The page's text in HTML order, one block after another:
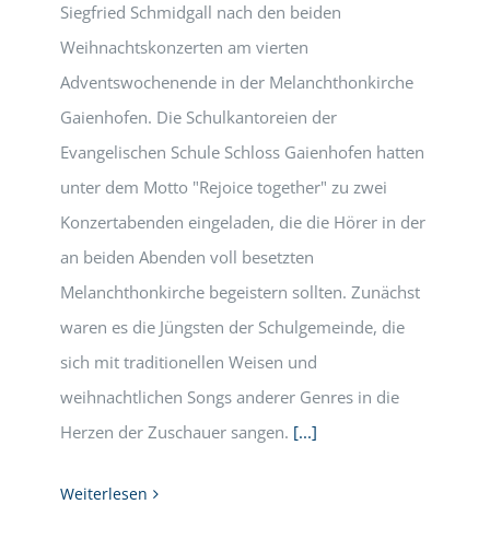
Siegfried Schmidgall nach den beiden
Weihnachtskonzerten am vierten
Adventswochenende in der Melanchthonkirche
Gaienhofen. Die Schulkantoreien der
Evangelischen Schule Schloss Gaienhofen hatten
unter dem Motto "Rejoice together" zu zwei
Konzertabenden eingeladen, die die Hörer in der
an beiden Abenden voll besetzten
Melanchthonkirche begeistern sollten. Zunächst
waren es die Jüngsten der Schulgemeinde, die
sich mit traditionellen Weisen und
weihnachtlichen Songs anderer Genres in die
Herzen der Zuschauer sangen. [...]
Weiterlesen